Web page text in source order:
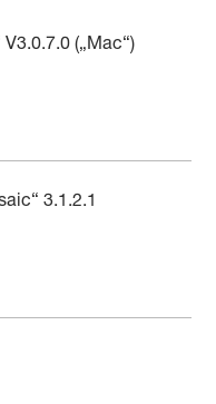
(„Mac“)
3.1.2.1